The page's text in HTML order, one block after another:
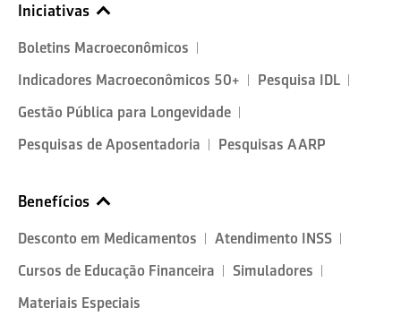
Iniciativas
Boletins Macroeconômicos
Indicadores Macroeconômicos 50+
Pesquisa IDL
Gestão Pública para Longevidade
Pesquisas de Aposentadoria
Pesquisas AARP
Benefícios
Desconto em Medicamentos
Atendimento INSS
Cursos de Educação Financeira
Simuladores
Materiais Especiais